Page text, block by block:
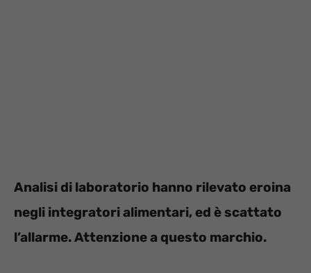
Analisi di laboratorio hanno rilevato eroina
negli integratori alimentari, ed è scattato
l’allarme. Attenzione a questo marchio.